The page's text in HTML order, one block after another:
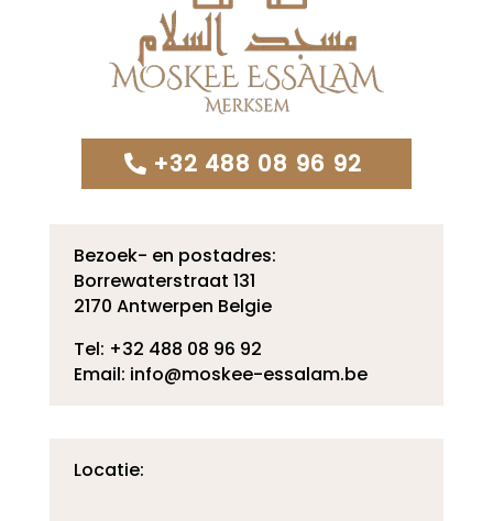
+32 488 08 96 92
Bezoek- en postadres:
Borrewaterstraat 131
2170 Antwerpen Belgie
Tel: +32 488 08 96 92
Email: info@moskee-essalam.be
Locatie: